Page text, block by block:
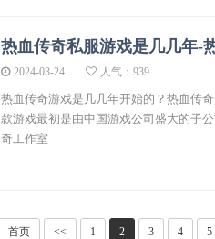
热血传奇私服游戏是几几年-
2024-03-24 人气：939
热血传奇游戏是几几年开始的？热血传
款游戏最初是由中国游戏公司盛大的子
奇工作室
首页 << 1 2 3 4 5